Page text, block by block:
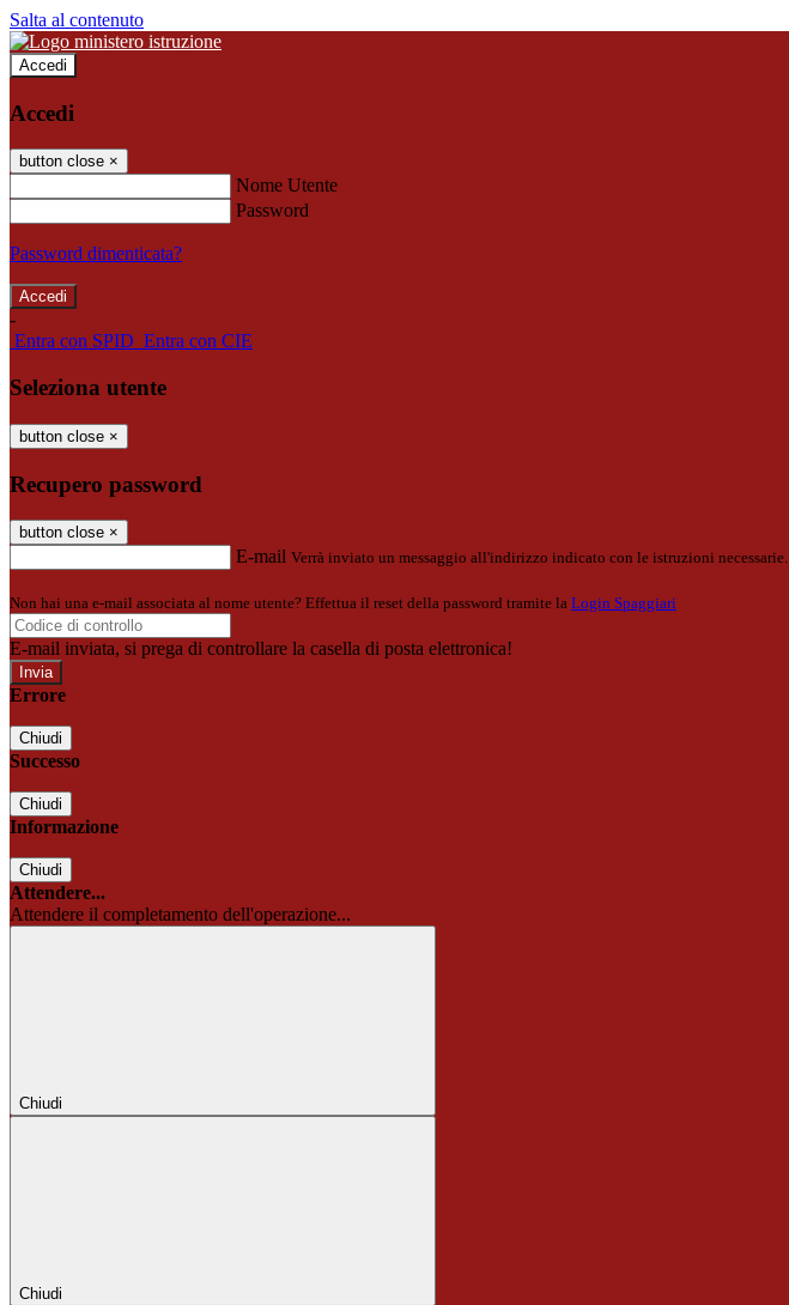
Salta al contenuto
Accedi
Accedi
button close ×
Nome Utente
Password
Password dimenticata?
-
Entra con SPID Entra con CIE
Seleziona utente
button close ×
Recupero password
button close ×
E-mail Verrà inviato un messaggio all'indirizzo indicato con le istruzioni necessarie.
Non hai una e-mail associata al nome utente? Effettua il reset della password tramite la Login Spaggiari
E-mail inviata, si prega di controllare la casella di posta elettronica!
Errore
Chiudi
Successo
Chiudi
Informazione
Chiudi
Attendere...
Attendere il completamento dell'operazione...
Chiudi
Chiudi